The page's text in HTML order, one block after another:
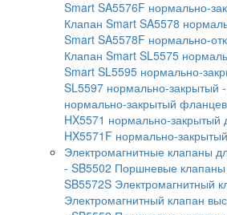
Smart SA5576F нормально-
Клапан Smart SA5578
Smart SA5578F нормально-
Клапан Smart SL5575
Smart SL5595 нормально-
SL5597 нормально-закрытый
нормально-закрытый
HX5571 нормально-закрытый
HX5571F нормально-
Электромагнитные клапаны
- SB5502 Поршневые
SB5572S Электромагнитный
Электромагнитный клапан